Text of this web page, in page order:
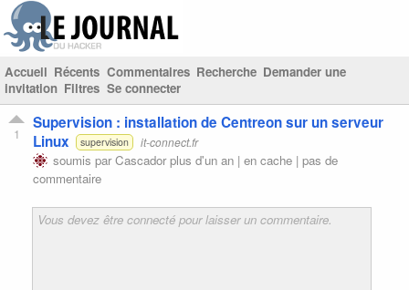
Accueil Récents Commentaires Recherche Demander une
invitation Filtres Se connecter
1
Supervision : installation de Centreon sur un serveur
Linux
supervision it-connect.fr
soumis parCascadorplus d'un an | en cache | pas de
commentaire